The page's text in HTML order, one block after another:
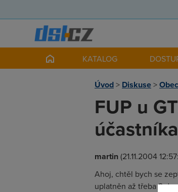
KATALOG
Úvod> Diskuse>
FUP u
účastníka
martin(21.11.2004
Ahoj, chtěl bych se
uplatněn až třeba 2